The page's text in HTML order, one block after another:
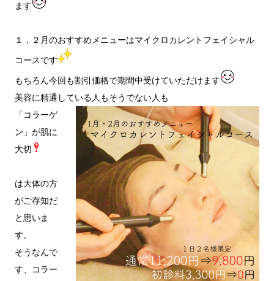
ます
１，２月のおすすめメニューはマイクロカレントフェイシャル
コースです
もちろん今回も割引価格で期間中受けていただけます
美容に精通している人もそうでない人も
「コラーゲ
ン」が肌に
大切
は大体の方
がご存知だ
と思いま
す。
そうなんで
す、コラー